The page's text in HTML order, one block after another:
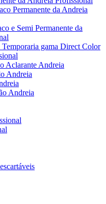
Permanente da Andreia
e Semi Permanente da
gama Direct Color
Aclarante Andreia
Andreia
Andreia